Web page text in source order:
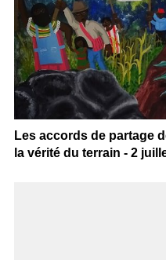
Les accords de partage
la vérité du terrain - 2